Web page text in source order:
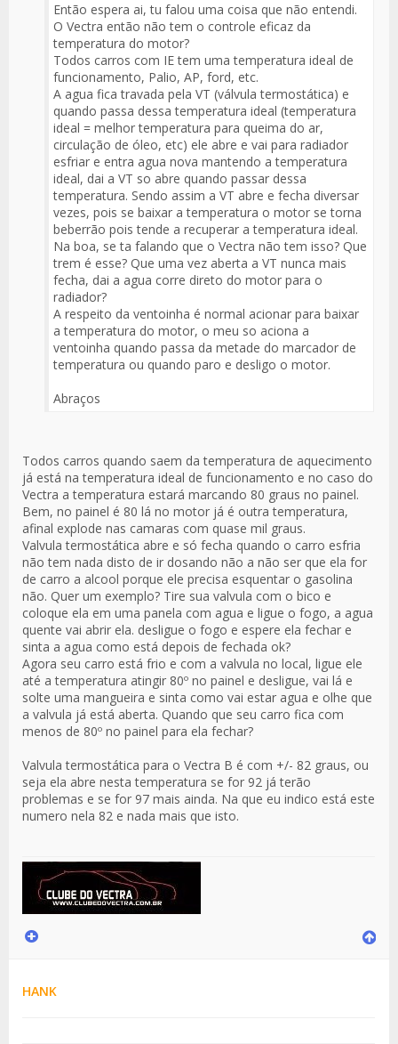
Então espera ai, tu falou uma coisa que não entendi.
O Vectra então não tem o controle eficaz da
temperatura do motor?
Todos carros com IE tem uma temperatura ideal de
funcionamento, Palio, AP, ford, etc.
A agua fica travada pela VT (válvula termostática) e
quando passa dessa temperatura ideal (temperatura
ideal = melhor temperatura para queima do ar,
circulação de óleo, etc) ele abre e vai para radiador
esfriar e entra agua nova mantendo a temperatura
ideal, dai a VT so abre quando passar dessa
temperatura. Sendo assim a VT abre e fecha diversar
vezes, pois se baixar a temperatura o motor se torna
beberrão pois tende a recuperar a temperatura ideal.
Na boa, se ta falando que o Vectra não tem isso? Que
trem é esse? Que uma vez aberta a VT nunca mais
fecha, dai a agua corre direto do motor para o
radiador?
A respeito da ventoinha é normal acionar para baixar
a temperatura do motor, o meu so aciona a
ventoinha quando passa da metade do marcador de
temperatura ou quando paro e desligo o motor.
Abraços
Todos carros quando saem da temperatura de aquecimento
já está na temperatura ideal de funcionamento e no caso do
Vectra a temperatura estará marcando 80 graus no painel.
Bem, no painel é 80 lá no motor já é outra temperatura,
afinal explode nas camaras com quase mil graus.
Valvula termostática abre e só fecha quando o carro esfria
não tem nada disto de ir dosando não a não ser que ela for
de carro a alcool porque ele precisa esquentar o gasolina
não. Quer um exemplo? Tire sua valvula com o bico e
coloque ela em uma panela com agua e ligue o fogo, a agua
quente vai abrir ela. desligue o fogo e espere ela fechar e
sinta a agua como está depois de fechada ok?
Agora seu carro está frio e com a valvula no local, ligue ele
até a temperatura atingir 80º no painel e desligue, vai lá e
solte uma mangueira e sinta como vai estar agua e olhe que
a valvula já está aberta. Quando que seu carro fica com
menos de 80º no painel para ela fechar?
Valvula termostática para o Vectra B é com +/- 82 graus, ou
seja ela abre nesta temperatura se for 92 já terão
problemas e se for 97 mais ainda. Na que eu indico está este
numero nela 82 e nada mais que isto.
HANK